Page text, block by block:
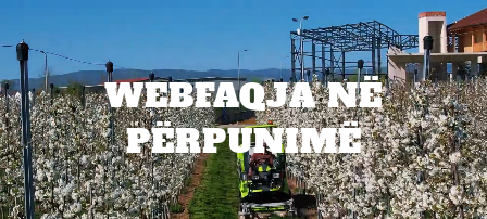
WEBFAQJA NË
PËRPUNIMË